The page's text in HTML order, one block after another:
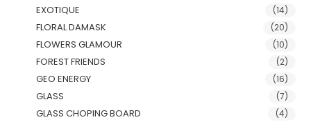
EXOTIQUE (14)
FLORAL DAMASK (20)
FLOWERS GLAMOUR (10)
FOREST FRIENDS (2)
GEO ENERGY (16)
GLASS (7)
GLASS CHOPING BOARD (4)